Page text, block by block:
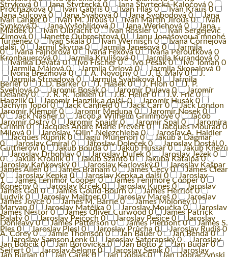
Procházková0 Ivan Gábriš0 Ivan Hlas0 Ivan Kraus 0
Ivan Langer0 Ivan M. Jirous0 Ivan Martin Jirous0
Ivan
Mládek0 Ivan Olbracht0 Ivan Rössler0
Ivan Sergejevič
Turgeněv0 Ivan Skála0 Ivan Wernisch 0
Ivana Čornejová
0
Ivana Fajnorová0 Ivana Fexová0 Ivana Peroutková 0
Ivanka Devátá0 Ivo Fischer0 Ivo Pešák0 Ivo Toman 0
Ivona Březinová0 J. A. Novotný0 J. B. Malý0
J.
Berlef0 J. D. Barker0 J. Hašek0 J. Hloh0
J. P.
Delaney0 J. R. R. Tolkien0 J.B. Heller0 J.V. Frič0
Jáchym Topol0 Jack Canfield0 Jack Carr0
Jack London
0
Jack Nasher0 Jacob a Wilhelm Grimmové0
Jacob
Grimm0 Jacques Andre Marie Prévert0 Jacques Mourad0
Jacques Rupnik0 Jagjú Munenori0
Jakub a Dagmar
Güttnerovi0 Jakub Bouda0 Jakub Hussar0
Jakub Knězů
0
Jakub Kroulík0 Jakub Szántó0 Jakuba Katalpa0
James Allen0 James Branam0 James Cecy0
James Clear
1
James Fenimor Cooper0 James Fenimore Cooper0
James Goll0 James Gould-Bourn0 James Herriot0
James Joyce0 James M. Barrie0 James Moloney0
James Nestor0 James Oliver Curwood0
James Patrick
Donleavy0 James Patterson0 James Pierpont0
James S.
A. Corey0 Jamie Thomson0 Jan Bauer0 Jan Benda0
Jan Bobčík 0 Jan Borovička0 Ján Botto2 Jan Budař0
Jan Burian0 Jan Čarek0 Jan Dobiáš0 Jan Dobraczyński
Stryková 0 Jana Štvrtecká0 Jana Štvrtecká-Kaločová 0
Jana Šulcová0 Jana Švábová0 Jana Svobodová 0
Jana
Synková0 Jana Vyšohlídová0 Jana Werichová 0
Jana
Zímová0 Janette Oubrechtová0
Janu Jonášovou a mnohé
další. 0 Jarmil Škvrna0 Jarmila Janešová 0
Jarmila
Kronbauerová0 Jarmila Krulišová0 Jarmila Kurandová 0
Jarmila Májová0 Jarmila Orlová0 Jarmila Skopalová 0
Jarmila Strnadová 0 Jarmila Švabíková0
Jarmila
Švehlová0 Jaromír Bosák0 Jaromír Dulava0
Jaromír
Hanzlík0 Jaromír Hanzlík a další.0 Jaromír Husák 0
Jaromír Klempíř 0 Jaromír Meduna 0 Jaromír Nosek 0
Jaromír Ostrý 0 Jaromír Šnajdr0 Jaromír Spal 0
Jaromíra
Mílová 0 Jaroslav "Olin" Nejezchleba0
Jaroslav A. Haidler
0
Jaroslav Cmíral 0 Jaroslav Doleček0 Jaroslav Dostál0
Jaroslav Drbohlav0 Jaroslav Dufek 0 Jaroslav Ježek0
Jaroslav Kaňkovský 0 Jaroslav Karlovský0
Jaroslav Kašpar
0
Jaroslav Kepka 0 Jaroslav Kepka a další 0
Jaroslav
Konečný 0 Jaroslav Krček0 Jaroslav Kuneš0
Jaroslav
Ludvík 0 Jaroslav Majtner0 Jaroslav Mareš0
Jaroslav
Marvan0 Jaroslav Matějka 0 Jaroslav Moučka 0
Jaroslav
Palatý 0 Jaroslav Pejčoch 0 Jaroslav Pešice 0
Jaroslav
Ples 0 Jaroslav Plesl 0 Jaroslav Průcha 0 Jaroslav Rudiš0
Jaroslav Samson Lenk 0 Jaroslav Satoranský0
Jaroslav
Seifert 0 Jaroslav Šelong 0 Jaroslav Seník0 Jaroslav